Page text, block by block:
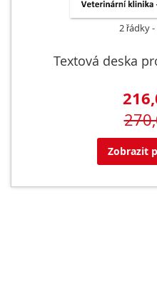
2 řádky
Textová deska
Zobrazit